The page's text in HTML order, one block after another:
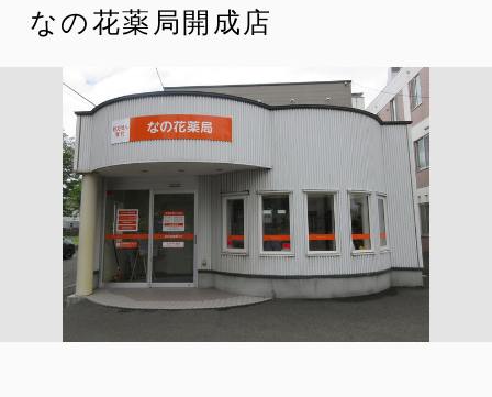
なの花薬局開成店